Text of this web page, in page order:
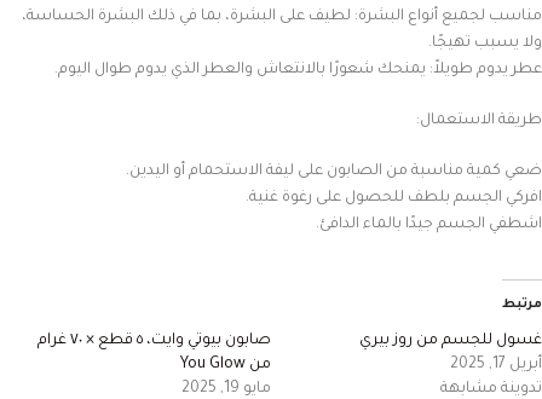
مناسب لجميع أنواع البشرة: لطيف على البشرة، بما في ذلك البشرة الحساسة،
ولا يسبب تهيجًا.
عطر يدوم طويلاً: يمنحك شعورًا بالانتعاش والعطر الذي يدوم طوال اليوم.
طريقة الاستعمال:
ضعي كمية مناسبة من الصابون على ليفة الاستحمام أو اليدين.
افركي الجسم بلطف للحصول على رغوة غنية.
اشطفي الجسم جيدًا بالماء الدافئ.
مرتبط
غسول للجسم من روز بيري
أبريل 17, 2025
تدوينة مشابهة
صابون بيوتي وايت، ٥ قطع × ٧٠ غرام
من You Glow
مايو 19, 2025